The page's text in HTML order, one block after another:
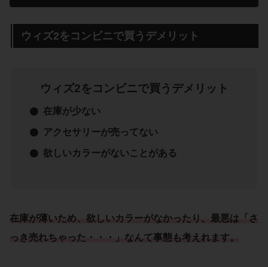
ウィズ2をコンビニで買うデメリット
ウィズ2をコンビニで買うデメリット
在庫が少ない
アクセサリーが売ってない
欲しいカラーがないことがある
在庫が薄いため、欲しいカラーがなかったり、最悪は「さ
っき売れちゃった・・・」なんて事態も考えれます。